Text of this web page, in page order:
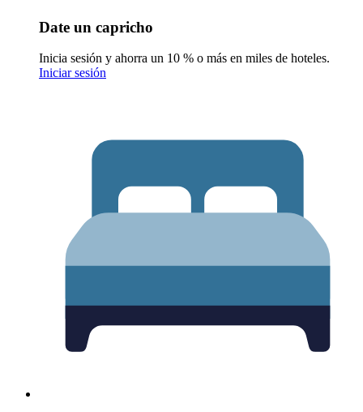
Date un capricho
Inicia sesión y ahorra un 10 % o más en miles de hoteles.
Iniciar sesión